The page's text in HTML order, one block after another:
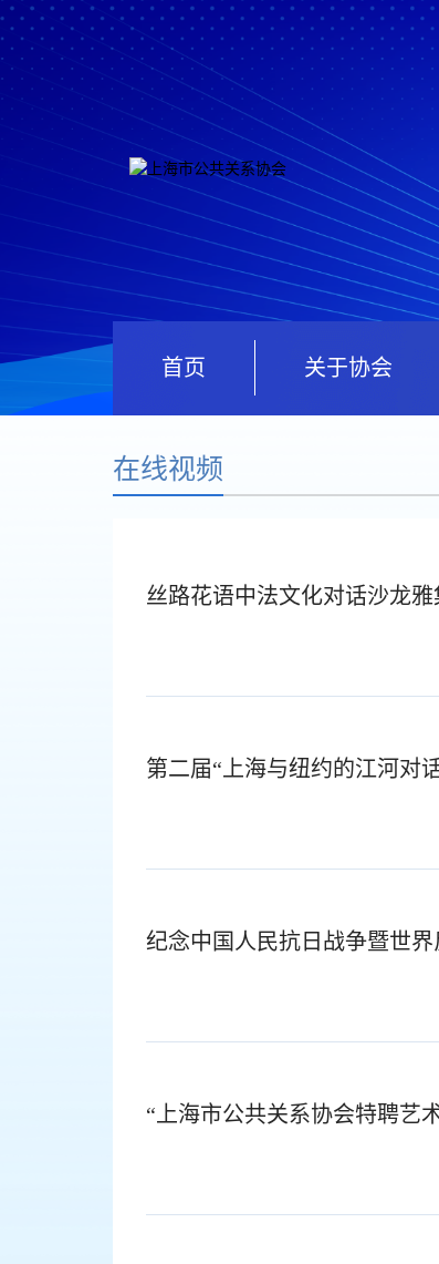
首页 关于协会
在线视频
丝路花语中法文化对话沙龙雅
第二届“上海与纽约的江河
纪念中国人民抗日战争暨世
“上海市公共关系协会特聘艺